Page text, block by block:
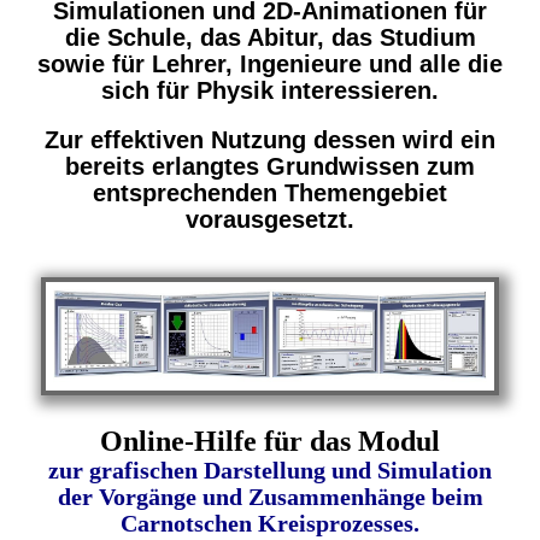
Simulationen und 2D-Animationen für
die Schule, das Abitur, das Studium
sowie für Lehrer, Ingenieure und alle die
sich für Physik interessieren.
Zur effektiven Nutzung dessen wird ein
bereits erlangtes Grundwissen zum
entsprechenden Themengebiet
vorausgesetzt.
Online-Hilfe für das Modul
zur grafischen Darstellung und Simulation
der Vorgänge und Zusammenhänge beim
Carnotschen Kreisprozesses.